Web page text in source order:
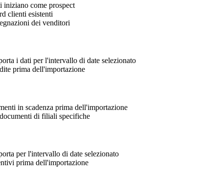
iniziano come prospect
clienti esistenti
dei venditori
i dati per l'intervallo di date selezionato
prima dell'importazione
in scadenza prima dell'importazione
di filiali specifiche
per l'intervallo di date selezionato
prima dell'importazione